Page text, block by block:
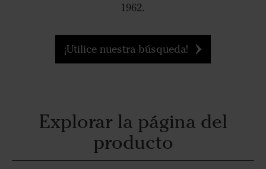
1962.
¡Utilice nuestra búsqueda!
Explorar la página del
producto